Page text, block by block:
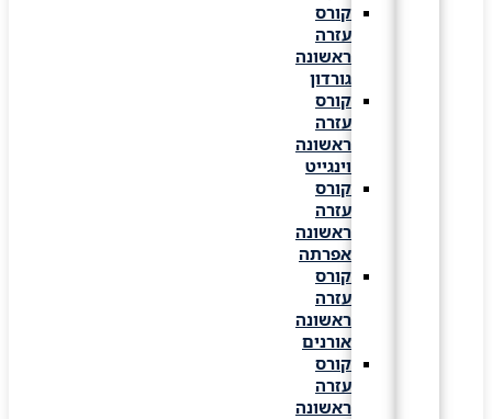
קורס
עזרה
ראשונה
גורדון
קורס
עזרה
ראשונה
וינגייט
קורס
עזרה
ראשונה
אפרתה
קורס
עזרה
ראשונה
אורנים
קורס
עזרה
ראשונה